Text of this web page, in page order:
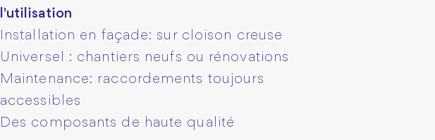
l'utilisation
Installation en façade: sur cloison creuse
Universel : chantiers neufs ou rénovations
Maintenance: raccordements toujours
accessibles
Des composants de haute qualité